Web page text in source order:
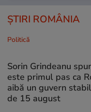
ȘTIRI ROMÂNIA
Politică
Sorin Grindeanu
este primul pas ca
aibă un guvern
de 15 august